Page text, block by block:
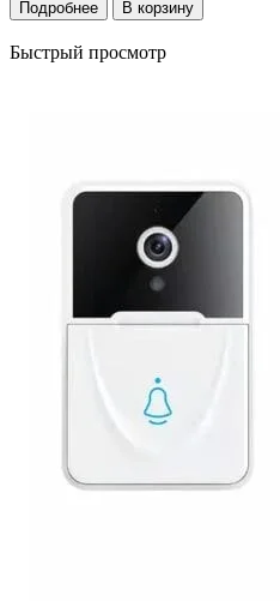
Подробнее В корзину
Быстрый просмотр